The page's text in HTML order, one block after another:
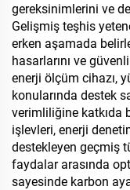
gereksinimlerini ve
Gelişmiş teşhis
erken aşamada
hasarlarını ve
enerji ölçüm cihazı,
konularında destek
verimliliğine katkıda
işlevleri, enerji
destekleyen geçmiş
faydalar arasında
sayesinde karbon